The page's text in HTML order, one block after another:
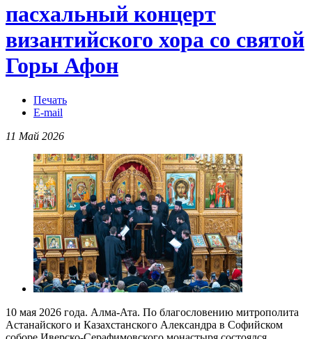
пасхальный концерт
византийского хора со святой
Горы Афон
Печать
E-mail
11 Май 2026
10 мая 2026 года. Алма-Ата. По благословению митрополита
Астанайского и Казахстанского Александра в Софийском